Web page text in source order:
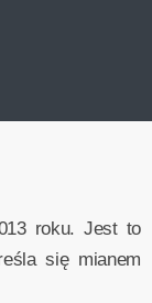
roku. Jest to
się mianem